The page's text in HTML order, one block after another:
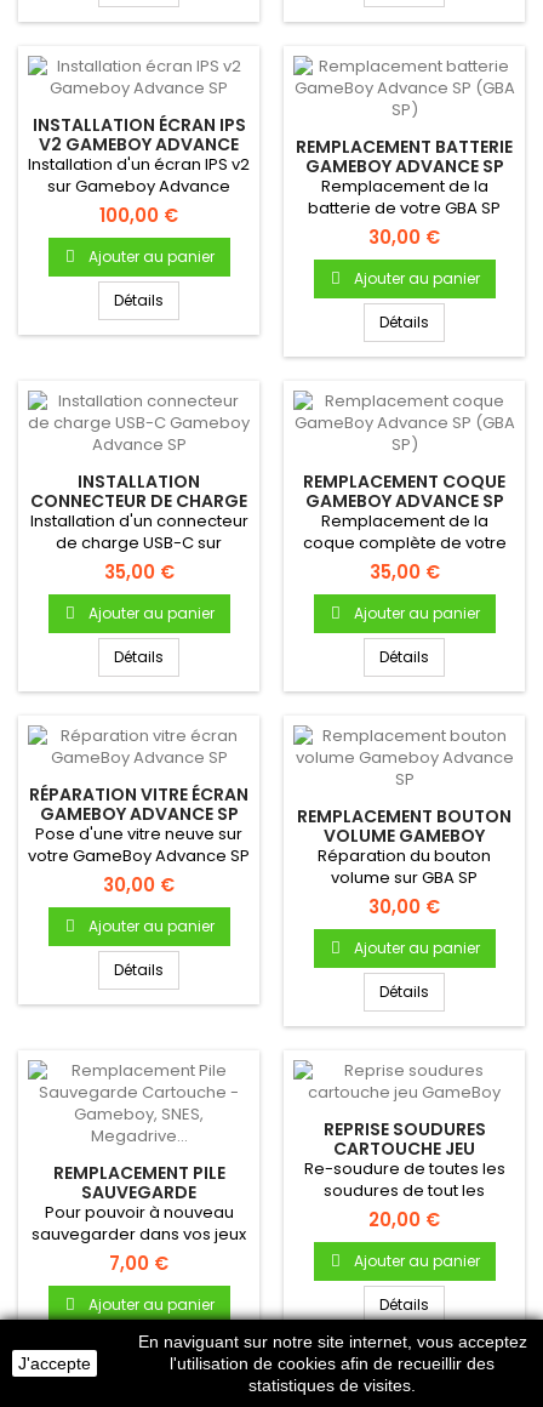
INSTALLATION ÉCRAN IPS
V2 GAMEBOY ADVANCE
SP
Installation d'un écran IPS v2
sur Gameboy Advance
SPÉcran LCD IPS...
100,00 €
Ajouter au panier
Détails
REMPLACEMENT BATTERIE
GAMEBOY ADVANCE SP
(GBA SP)
Remplacement de la
batterie de votre GBA SP
30,00 €
Ajouter au panier
Détails
INSTALLATION
CONNECTEUR DE CHARGE
USB-C GAMEBOY
ADVANCE SP
Installation d'un connecteur
de charge USB-C sur
Gameboy Advance SP
Recharge...
35,00 €
Ajouter au panier
Détails
REMPLACEMENT COQUE
GAMEBOY ADVANCE SP
(GBA SP)
Remplacement de la
coque complète de votre
GBA SP
35,00 €
Ajouter au panier
Détails
RÉPARATION VITRE ÉCRAN
GAMEBOY ADVANCE SP
Pose d'une vitre neuve sur
votre GameBoy Advance SP
(GBA SP)
30,00 €
Ajouter au panier
Détails
REMPLACEMENT BOUTON
VOLUME GAMEBOY
ADVANCE SP
Réparation du bouton
volume sur GBA SP
30,00 €
Ajouter au panier
Détails
REMPLACEMENT PILE
SAUVEGARDE
CARTOUCHE - GAMEBOY,
SNES, MEGADRIVE...
Pour pouvoir à nouveau
sauvegarder dans vos jeux
Gameboy
7,00 €
Ajouter au panier
Détails
REPRISE SOUDURES
CARTOUCHE JEU
GAMEBOY
Re-soudure de toutes les
soudures de tout les
chipsets & composants
sur...
20,00 €
Ajouter au panier
Détails
J'accepte
En naviguant sur notre site internet, vous acceptez
l'utilisation de cookies afin de recueillir des
statistiques de visites.